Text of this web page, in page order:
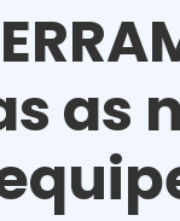
as